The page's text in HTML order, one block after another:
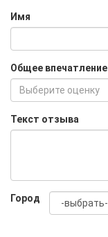
Имя
Общее впечатление
Выберите оценку
Текст отзыва
Город